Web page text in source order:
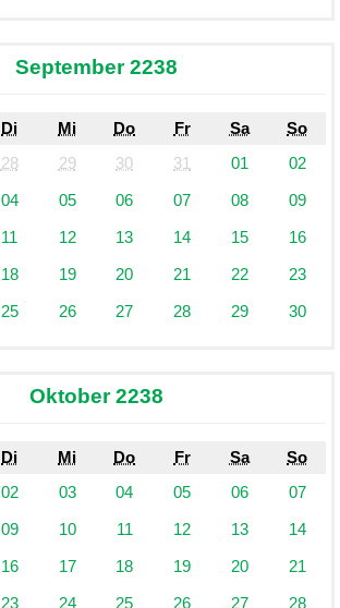
September 2238
Di Mi Do Fr Sa
So
28 29 30 31 01
02
04 05 06 07 08
09
11 12 13 14 15
16
18 19 20 21 22
23
25 26 27 28 29 30
Oktober 2238
Di Mi Do Fr Sa
So
02 03 04 05 06
07
09 10 11 12 13
14
16 17 18 19 20
21
23 24 25 26 27
28